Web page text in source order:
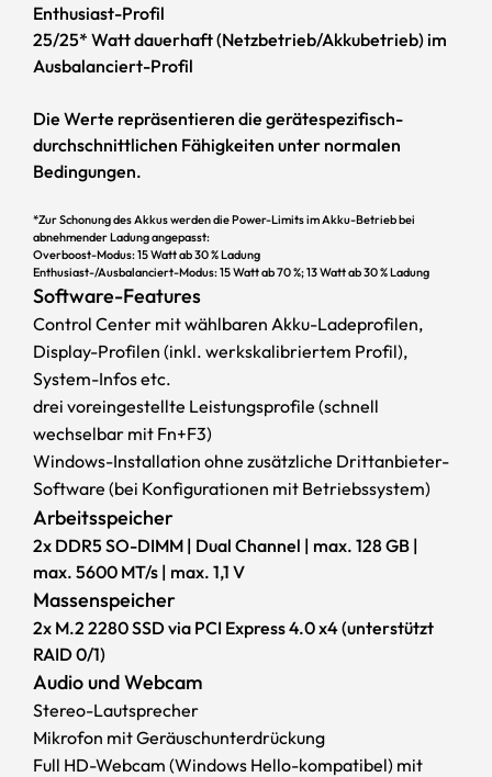
AMD Radeon-Grafik
14 eine von drei leistungsstarken Grafikeinheiten an, die
durch hervorragende Effizienz im Sinne längerer
Akkulaufzeiten punkten. Die moderne RDNA-3.5-
Multimediaanwendungen, die GPU-Beschleunigung von
Content-Creation-Anwendungen oder auch Entry-
Level-Gaming mit guten FPS-Werten – so etwa in vielen
populären Spielen wie League of Legends, Hades 2 oder
Rocket League. Zusätzliche FPS erhältst Du durch AMDs
Upscaling-Technologie FSR.
AMD Ryzen AI
höchste Leistung, sondern warten auch mit innovativen
integrierten KI-Funktionen zur Beschleunigung von
Rechenprozessen in Productivity-Software auf. Das
Performance Du benötigst – und steht daher nicht nur
mit dem hochleistungsfähigen AMD Ryzen AI 9 HX 370
mit 12 Kernen und 24 Threads, sondern auch mit dem
Preis-Leistungs-Champion Ryzen AI 9 365 und dem
kleineren, für alle Office- und Alltags-Tasks sehr
schnellen Ryzen AI 7 350 zur Verfügung.
Enthusiast-Profil
25/25* Watt dauerhaft (Netzbetrieb/Akkubetrieb) im
Ausbalanciert-Profil
Die Werte repräsentieren die gerätespezifisch-
durchschnittlichen Fähigkeiten unter normalen
Bedingungen.
*Zur Schonung des Akkus werden die Power-Limits im Akku-Betrieb bei
abnehmender Ladung angepasst:
Overboost-Modus: 15 Watt ab 30 % Ladung
Enthusiast-/Ausbalanciert-Modus: 15 Watt ab 70 %; 13 Watt ab 30 % Ladung
Software-Features
Control Center mit wählbaren Akku-Ladeprofilen,
Display-Profilen (inkl. werkskalibriertem Profil),
System-Infos etc.
drei voreingestellte Leistungsprofile (schnell
wechselbar mit Fn+F3)
Windows-Installation ohne zusätzliche Drittanbieter-
Software (bei Konfigurationen mit Betriebssystem)
Arbeitsspeicher
2x DDR5 SO-DIMM | Dual Channel | max. 128 GB |
max. 5600 MT/s | max. 1,1 V
Massenspeicher
2x M.2 2280 SSD via PCI Express 4.0 x4 (unterstützt
RAID 0/1)
Audio und Webcam
Stereo-Lautsprecher
Mikrofon mit Geräuschunterdrückung
Full HD-Webcam (Windows Hello-kompatibel) mit